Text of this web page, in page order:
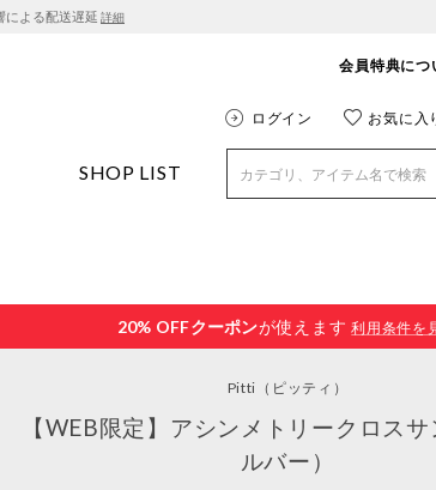
による配送遅延 詳細
会員特典につ
ログイン お気に入
SHOP LIST
20% OFFクーポンが使えます 利用条件を
Pitti （ピッティ）
【WEB限定】アシンメトリークロス
ルバー）